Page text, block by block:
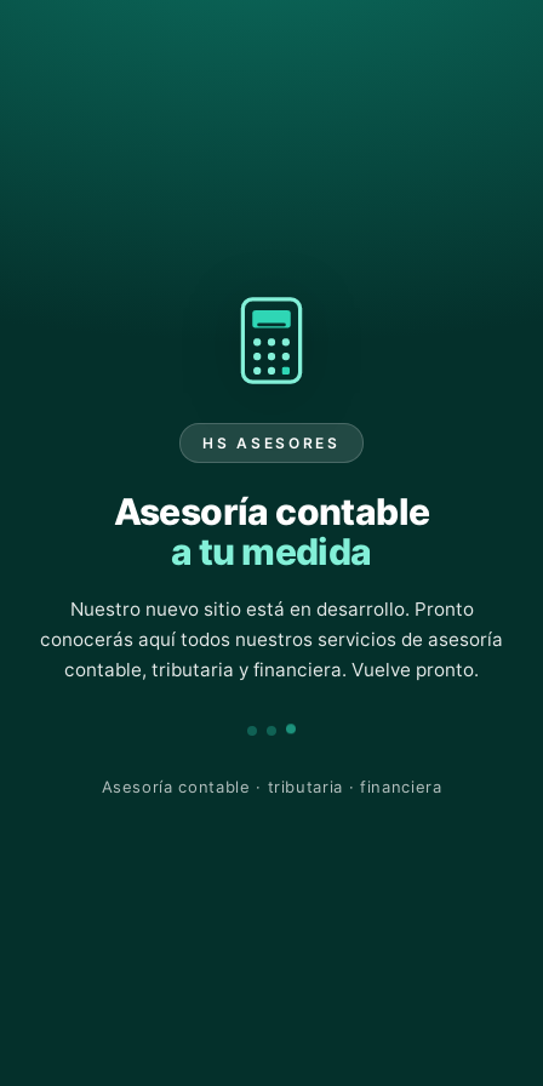
HS ASESORES
Asesoría contable
a tu medida
Nuestro nuevo sitio está en desarrollo. Pronto
conocerás aquí todos nuestros servicios de asesoría
contable, tributaria y financiera. Vuelve pronto.
Asesoría contable · tributaria · financiera